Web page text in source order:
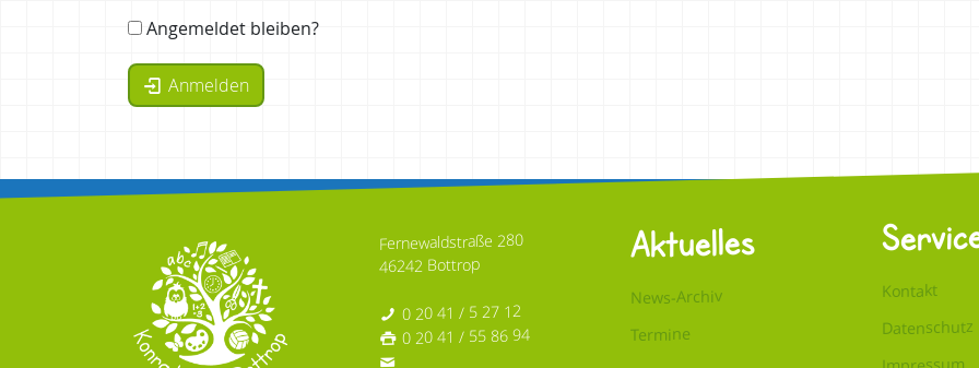
Angemeldet bleiben?
Anmelden
Fernewaldstraße 280
46242 Bottrop
0 20 41 / 5 27 12
0 20 41 / 55 86 94
Aktuelles
News-Archiv
Termine
Kontakt
Datenschutz